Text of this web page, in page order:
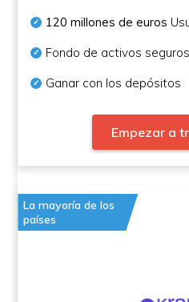
120 millones de euros
Fondo de activos
Ganar con los depósitos
Empezar a
La mayoría de los
países